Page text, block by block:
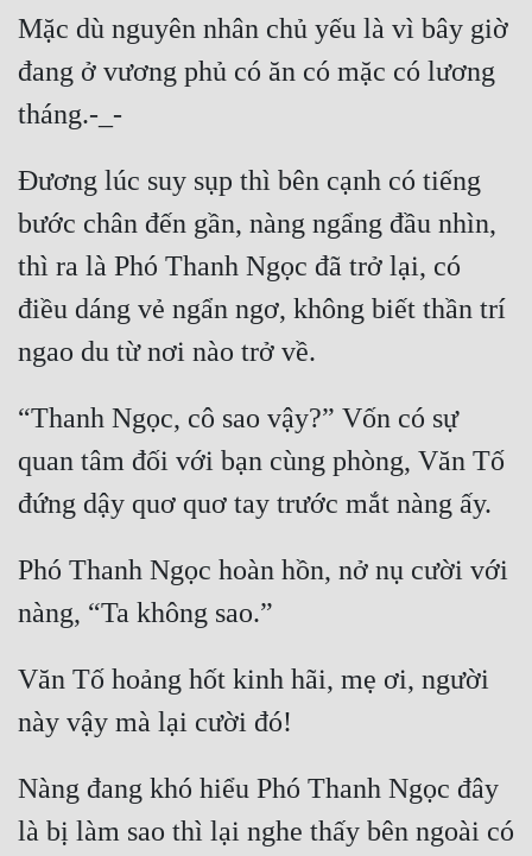
Mặc dù nguyên nhân chủ yếu là vì bây giờ
đang ở vương phủ có ăn có mặc có lương
Đương lúc suy sụp thì bên cạnh có tiếng
bước chân đến gần, nàng ngẩng đầu nhìn,
thì ra là Phó Thanh Ngọc đã trở lại, có
điều dáng vẻ ngẩn ngơ, không biết thần trí
“Thanh Ngọc, cô sao vậy?” Vốn có sự
quan tâm đối với bạn cùng phòng, Văn Tố
Phó Thanh Ngọc hoàn hồn, nở nụ cười với
Văn Tố hoảng hốt kinh hãi, mẹ ơi, người
Nàng đang khó hiểu Phó Thanh Ngọc đây
là bị làm sao thì lại nghe thấy bên ngoài có